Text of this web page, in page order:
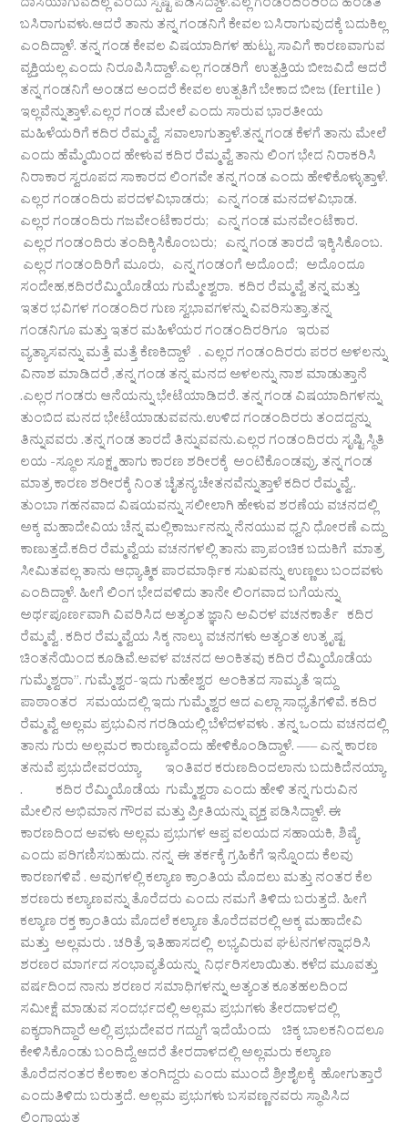
ದಾಸಿಯಾಗುವದಿಲ್ಲ ಎಂದು ಸ್ಪಷ್ಟ ಪಡಿಸಿದ್ದಾಳೆ.ಎಲ್ಲ ಗಂಡಂದಿರರಿಂದ ಹೆಂಡತಿ
ಬಸಿರಾಗುವಳು.ಆದರೆ ತಾನು ತನ್ನ ಗಂಡನಿಗೆ ಕೇವಲ ಬಸಿರಾಗುವುದಕ್ಕೆ ಬದುಕಿಲ್ಲ
ಎಂದಿದ್ದಾಳೆ. ತನ್ನ ಗಂಡ ಕೇವಲ ವಿಷಯಾದಿಗಳ ಹುಟ್ಟು ಸಾವಿಗೆ ಕಾರಣವಾಗುವ
ವ್ಯಕ್ತಿಯಲ್ಲ ಎಂದು ನಿರೂಪಿಸಿದ್ದಾಳೆ.ಎಲ್ಲ ಗಂಡರಿಗೆ ಉತ್ಪತ್ತಿಯ ಬೀಜವಿದೆ ಆದರೆ
ತನ್ನ ಗಂಡನಿಗೆ ಅಂಡದ ಅಂದರೆ ಕೇವಲ ಉತ್ಪತಿಗೆ ಬೇಕಾದ ಬೀಜ (fertile )
ಇಲ್ಲವೆನ್ನುತ್ತಾಳೆ.ಎಲ್ಲರ ಗಂಡ ಮೇಲೆ ಎಂದು ಸಾರುವ ಭಾರತೀಯ
ಮಹಿಳೆಯರಿಗೆ ಕದಿರ ರೆಮ್ಮವ್ವೆ ಸವಾಲಾಗುತ್ತಾಳೆ.ತನ್ನ ಗಂಡ ಕೆಳಗೆ ತಾನು ಮೇಲೆ
ಎಂದು ಹೆಮ್ಮೆಯಿಂದ ಹೇಳುವ ಕದಿರ ರೆಮ್ಮವ್ವೆ ತಾನು ಲಿಂಗ ಭೇದ ನಿರಾಕರಿಸಿ
ನಿರಾಕಾರ ಸ್ವರೂಪದ ಸಾಕಾರದ ಲಿಂಗವೇ ತನ್ನ ಗಂಡ ಎಂದು ಹೇಳಿಕೊಳ್ಳುತ್ತಾಳೆ.
ಎಲ್ಲರ ಗಂಡಂದಿರು ಪರದಳವಿಭಾಡರು; ಎನ್ನ ಗಂಡ ಮನದಳವಿಭಾಡ.
ಎಲ್ಲರ ಗಂಡಂದಿರು ಗಜವೇಂಟೆಕಾರರು; ಎನ್ನ ಗಂಡ ಮನವೇಂಟೆಕಾರ.
ಎಲ್ಲರ ಗಂಡಂದಿರು ತಂದಿಕ್ಕಿಸಿಕೊಂಬರು; ಎನ್ನ ಗಂಡ ತಾರದೆ ಇಕ್ಕಿಸಿಕೊಂಬ.
ಎಲ್ಲರ ಗಂಡಂದಿರಿಗೆ ಮೂರು, ಎನ್ನ ಗಂಡಂಗೆ ಅದೊಂದೆ; ಅದೊಂದೂ
ಸಂದೇಹ,ಕದಿರರೆಮ್ಮಿಯೊಡೆಯ ಗುಮ್ಮೇಶ್ವರಾ. ಕದಿರ ರೆಮ್ಮವ್ವೆ ತನ್ನ ಮತ್ತು
ಇತರ ಭವಿಗಳ ಗಂಡಂದಿರ ಗುಣ ಸ್ವಭಾವಗಳನ್ನು ವಿವರಿಸುತ್ತಾ,ತನ್ನ
ಗಂಡನಿಗೂ ಮತ್ತು ಇತರ ಮಹಿಳೆಯರ ಗಂಡಂದಿರರಿಗೂ ಇರುವ
ವ್ಯತ್ಯಾಸವನ್ನು ಮತ್ತೆ ಮತ್ತೆ ಕೆಣಕಿದ್ದಾಳೆ . ಎಲ್ಲರ ಗಂಡಂದಿರರು ಪರರ ಅಳಲನ್ನು
ವಿನಾಶ ಮಾಡಿದರೆ ,ತನ್ನ ಗಂಡ ತನ್ನ ಮನದ ಅಳಲನ್ನು ನಾಶ ಮಾಡುತ್ತಾನೆ
.ಎಲ್ಲರ ಗಂಡರು ಆನೆಯನ್ನು ಭೇಟೆಯಾಡಿದರೆ. ತನ್ನ ಗಂಡ ವಿಷಯಾದಿಗಳನ್ನು
ತುಂಬಿದ ಮನದ ಭೇಟೆಯಾಡುವವನು.ಉಳಿದ ಗಂಡಂದಿರರು ತಂದದ್ದನ್ನು
ತಿನ್ನುವವರು .ತನ್ನ ಗಂಡ ತಾರದೆ ತಿನ್ನುವವನು.ಎಲ್ಲರ ಗಂಡಂದಿರರು ಸೃಷ್ಟಿ ಸ್ಥಿತಿ
ಲಯ -ಸ್ಥೂಲ ಸೂಕ್ಷ್ಮ ಹಾಗು ಕಾರಣ ಶರೀರಕ್ಕೆ ಅಂಟಿಕೊಂಡವ್ರು. ತನ್ನ ಗಂಡ
ಮಾತ್ರ ಕಾರಣ ಶರೀರಕ್ಕೆ ನಿಂತ ಚೈತನ್ಯ ಚೇತನವೆನ್ನುತ್ತಾಳೆ ಕದಿರ ರೆಮ್ಮವ್ವೆ..
ತುಂಬಾ ಗಹನವಾದ ವಿಷಯವನ್ನು ಸಲೀಲಾಗಿ ಹೇಳುವ ಶರಣೆಯ ವಚನದಲ್ಲಿ
ಅಕ್ಕ ಮಹಾದೇವಿಯ ಚೆನ್ನ ಮಲ್ಲಿಕಾರ್ಜುನನ್ನು ನೆನಯುವ ಧ್ವನಿ ಧೋರಣೆ ಎದ್ದು
ಕಾಣುತ್ತದೆ.ಕದಿರ ರೆಮ್ಮವ್ವೆಯ ವಚನಗಳಲ್ಲಿ ತಾನು ಪ್ರಾಪಂಚಿಕ ಬದುಕಿಗೆ ಮಾತ್ರ
ಸೀಮಿತವಲ್ಲ ತಾನು ಆಧ್ಯಾತ್ಮಿಕ ಪಾರಮಾರ್ಥಿಕ ಸುಖವನ್ನು ಉಣ್ಣಲು ಬಂದವಳು
ಎಂದಿದ್ದಾಳೆ. ಹೀಗೆ ಲಿಂಗ ಭೇದವಳಿದು ತಾನೇ ಲಿಂಗವಾದ ಬಗೆಯನ್ನು
ಅರ್ಥಪೂರ್ಣವಾಗಿ ವಿವರಿಸಿದ ಅತ್ಯಂತ ಜ್ಞಾನಿ ಅವಿರಳ ವಚನಕಾರ್ತೆ ಕದಿರ
ರೆಮ್ಮವ್ವೆ . ಕದಿರ ರೆಮ್ಮವ್ವೆಯ ಸಿಕ್ಕ ನಾಲ್ಕು ವಚನಗಳು ಅತ್ಯಂತ ಉತ್ಕೃಷ್ಟ
ಚಿಂತನೆಯಿಂದ ಕೂಡಿವೆ.ಅವಳ ವಚನದ ಅಂಕಿತವು ಕದಿರ ರೆಮ್ಮಿಯೊಡೆಯ
ಗುಮ್ಮೆಶ್ವರಾ”. ಗುಮ್ಮೆಶ್ವರ-ಇದು ಗುಹೇಶ್ವರ ಅಂಕಿತದ ಸಾಮ್ಯತೆ ಇದ್ದು
ಪಾಠಾಂತರ ಸಮಯದಲ್ಲಿ ಇದು ಗುಮ್ಮೆಶ್ವರ ಆದ ಎಲ್ಲಾ ಸಾಧ್ಯತೆಗಳಿವೆ. ಕದಿರ
ರೆಮ್ಮವ್ವೆ ಅಲ್ಲಮ ಪ್ರಭುವಿನ ಗರಡಿಯಲ್ಲಿ ಬೆಳೆದಳವಳು . ತನ್ನ ಒಂದು ವಚನದಲ್ಲಿ
ತಾನು ಗುರು ಅಲ್ಲಮರ ಕಾರುಣ್ಯವೆಂದು ಹೇಳಿಕೊಂಡಿದ್ದಾಳೆ. —– ಎನ್ನ ಕಾರಣ
ತನುವೆ ಪ್ರಭುದೇವರಯ್ಯಾ ಇಂತಿವರ ಕರುಣದಿಂದಲಾನು ಬದುಕಿದೆನಯ್ಯಾ
. ಕದಿರ ರೆಮ್ಮಿಯೊಡೆಯ ಗುಮ್ಮೆಶ್ವರಾ ಎಂದು ಹೇಳಿ ತನ್ನ ಗುರುವಿನ
ಮೇಲಿನ ಅಭಿಮಾನ ಗೌರವ ಮತ್ತು ಪ್ರೀತಿಯನ್ನು ವ್ಯಕ್ತ ಪಡಿಸಿದ್ದಾಳೆ. ಈ
ಕಾರಣದಿಂದ ಅವಳು ಅಲ್ಲಮ ಪ್ರಭುಗಳ ಆಪ್ತ ವಲಯದ ಸಹಾಯಕಿ, ಶಿಷ್ಯೆ
ಎಂದು ಪರಿಗಣಿಸಬಹುದು. ನನ್ನ ಈ ತರ್ಕಕ್ಕೆ ಗ್ರಹಿಕೆಗೆ ಇನ್ನೊಂದು ಕೆಲವು
ಕಾರಣಗಳಿವೆ . ಅವುಗಳಲ್ಲಿ ಕಲ್ಯಾಣ ಕ್ರಾಂತಿಯ ಮೊದಲು ಮತ್ತು ನಂತರ ಕೆಲ
ಶರಣರು ಕಲ್ಯಾಣವನ್ನು ತೊರೆದರು ಎಂದು ನಮಗೆ ತಿಳಿದು ಬರುತ್ತದೆ. ಹೀಗೆ
ಕಲ್ಯಾಣ ರಕ್ತ ಕ್ರಾಂತಿಯ ಮೊದಲೆ ಕಲ್ಯಾಣ ತೊರೆದವರಲ್ಲಿ ಅಕ್ಕ ಮಹಾದೇವಿ
ಮತ್ತು ಅಲ್ಲಮರು . ಚರಿತ್ರೆ ಇತಿಹಾಸದಲ್ಲಿ ಲಭ್ಯವಿರುವ ಘಟನಗಳನ್ನಾಧರಿಸಿ
ಶರಣರ ಮಾರ್ಗದ ಸಂಭಾವ್ಯತೆಯನ್ನು ನಿರ್ಧರಿಸಲಾಯಿತು. ಕಳೆದ ಮೂವತ್ತು
ವರ್ಷದಿಂದ ನಾನು ಶರಣರ ಸಮಾಧಿಗಳನ್ನು ಅತ್ಯಂತ ಕೂತಹಲದಿಂದ
ಸಮೀಕ್ಷೆ ಮಾಡುವ ಸಂದರ್ಭದಲ್ಲಿ ಅಲ್ಲಮ ಪ್ರಭುಗಳು ತೇರದಾಳದಲ್ಲಿ
ಐಕ್ಯರಾಗಿದ್ದಾರೆ ಅಲ್ಲಿ ಪ್ರಭುದೇವರ ಗದ್ದುಗೆ ಇದೆಯೆಂದು ಚಿಕ್ಕ ಬಾಲಕನಿಂದಲೂ
ಕೇಳಿಸಿಕೊಂಡು ಬಂದಿದ್ದೆ.ಆದರೆ ತೇರದಾಳದಲ್ಲಿ ಅಲ್ಲಮರು ಕಲ್ಯಾಣ
ತೊರೆದನಂತರ ಕೆಲಕಾಲ ತಂಗಿದ್ದರು ಎಂದು ಮುಂದೆ ಶ್ರೀಶೈಲಕ್ಕೆ ಹೋಗುತ್ತಾರೆ
ಎಂದುತಿಳಿದು ಬರುತ್ತದೆ. ಅಲ್ಲಮ ಪ್ರಭುಗಳು ಬಸವಣ್ಣನವರು ಸ್ಥಾಪಿಸಿದ
ಲಿಂಗಾಯತ